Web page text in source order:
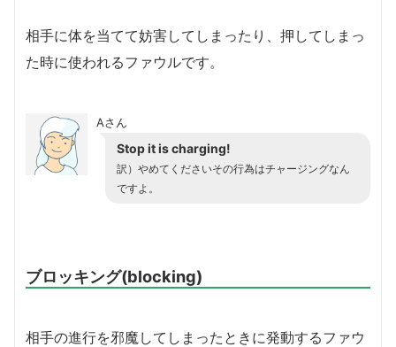
相手に体を当てて妨害してしまったり、押してしまっ
た時に使われるファウルです。
Aさん
Stop it is charging!
訳）やめてくださいその行為はチャージングなん
ですよ。
ブロッキング(blocking)
相手の進行を邪魔してしまったときに発動するファウ